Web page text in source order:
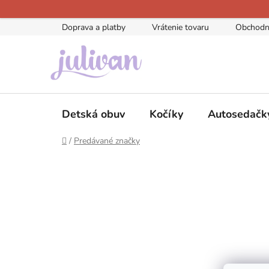
na
Doprava a platby Vrátenie tovaru
Detská obuv Kočíky
Domov
/ Predávané značky